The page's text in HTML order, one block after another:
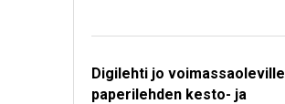
Digilehti jo voimassaoleville
paperilehden kesto- ja